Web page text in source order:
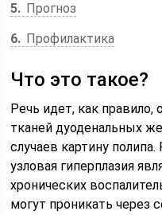
5
Прогноз
6
Профилактика
Что это такое?
Речь идет, как правило,
тканей дуоденальных
случаев картину
узловая гиперплазия
хронических
могут проникать